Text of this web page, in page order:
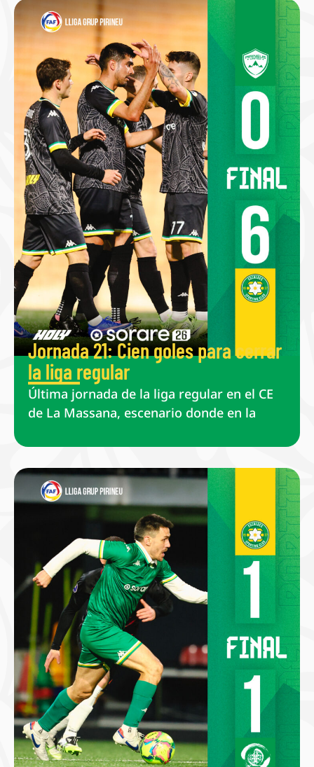
Jornada 21: Cien goles para cerrar
la liga regular
Última jornada de la liga regular en el CE
de La Massana, escenario donde en la